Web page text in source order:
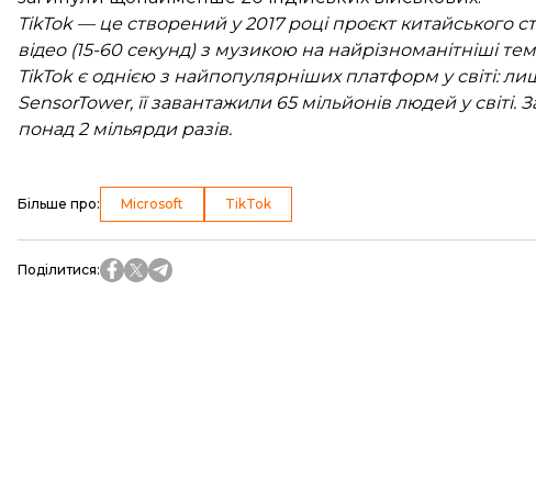
TikTok — це створений у 2017 році проєкт китайського
відео (15-60 секунд) з музикою на найрізноманітніші
TikTok є однією з найпопулярніших платформ у світі:
SensorTower, її завантажили 65 мільйонів людей у
понад 2 мільярди разів.
Більше про: Microsoft TikTok
Поділитися: